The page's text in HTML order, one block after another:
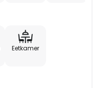
Eetkamer